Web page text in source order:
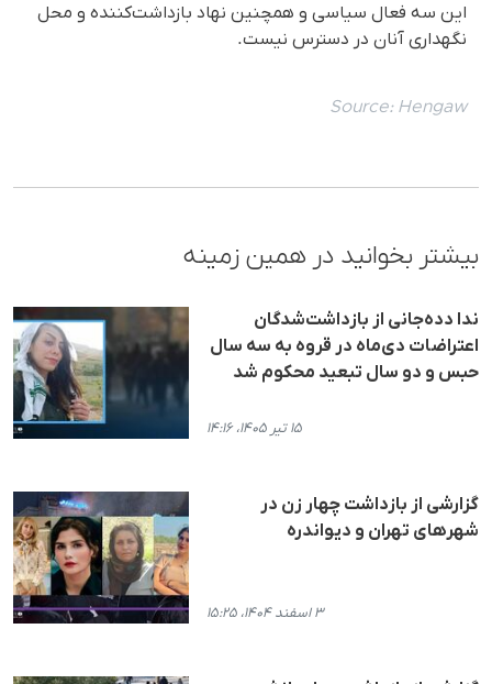
این سه فعال سیاسی و همچنین نهاد بازداشت‌کننده و محل
نگهداری آنان در دسترس نیست.
Source: Hengaw
بیشتر بخوانید در همین زمینه
ندا دده‌جانی از بازداشت‌شدگان
اعتراضات دی‌ماه در قروه به سه سال
حبس و دو سال تبعید محکوم شد
۱۵ تیر ۱۴۰۵، ۱۴:۱۶
گزارشی از بازداشت چهار زن در
شهرهای تهران و دیواندره
۳ اسفند ۱۴۰۴، ۱۵:۲۵